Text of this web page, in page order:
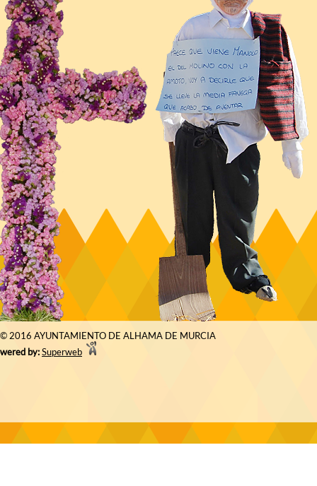
© 2016 AYUNTAMIENTO DE ALHAMA DE MURCIA
by:Superweb